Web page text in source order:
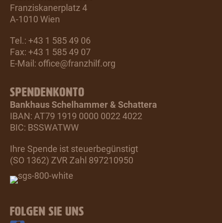
Franziskanerplatz 4
A-1010 Wien
Tel.: +43 1 585 49 06
Fax: +43 1 585 49 07
E-Mail: office@franzhilf.org
SPENDENKONTO
Bankhaus Schelhammer & Schattera
IBAN: AT79 1919 0000 0022 4022
BIC: BSSWATWW
Ihre Spende ist steuerbegünstigt
(SO 1362) ZVR Zahl 897210950
FOLGEN SIE UNS